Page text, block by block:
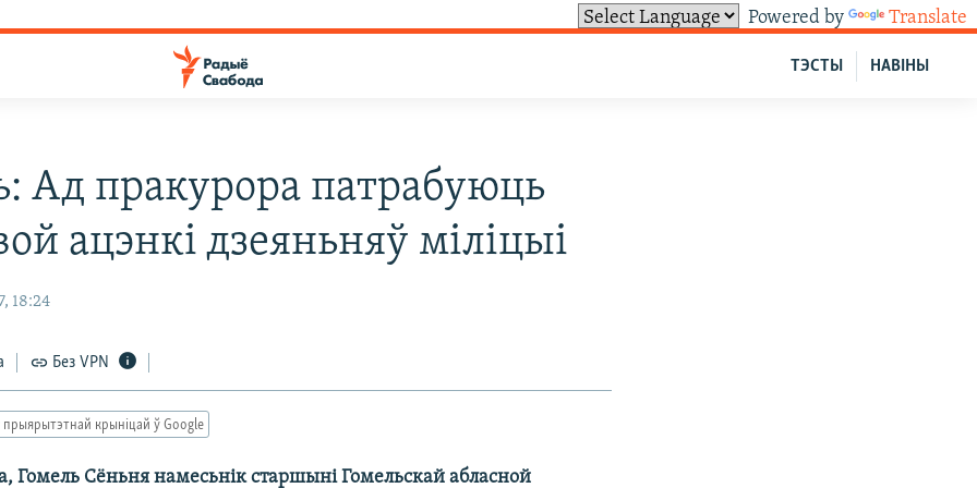
Powered by Translate
НАВІНЫ
ТЭСТЫ
Ад пракурора патрабуюць
ацэнкі дзеяньняў міліцыі
18:24
Без VPN
прыярытэтнай крыніцай ў Google
Гомель Сёньня намесьнік старшыні Гомельскай абласной